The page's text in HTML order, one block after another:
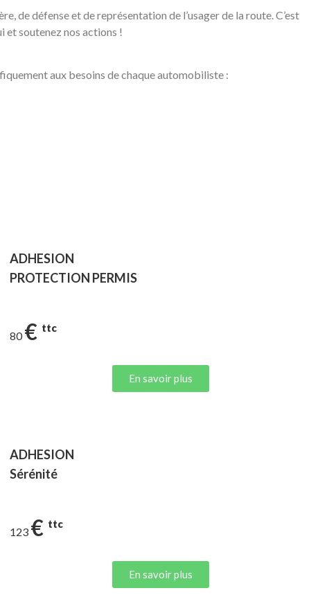
de défense et de représentation de l’usager de la route. C’est
et soutenez nos actions !
aux besoins de chaque automobiliste :
ADHESION
PROTECTION PERMIS
80€ ttc
En savoir plus
ADHESION
Sérénité
123 € ttc
En savoir plus